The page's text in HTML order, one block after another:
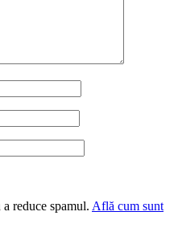
reduce spamul. Află cum sunt